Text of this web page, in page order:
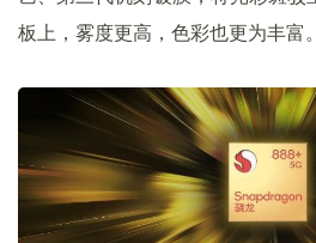
板上，雾度更高，色彩也更为丰富。